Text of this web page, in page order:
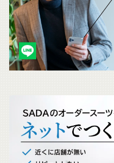
ら
も
チ
ェ